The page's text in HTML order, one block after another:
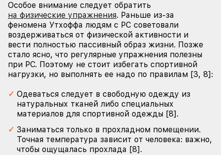
Особое внимание следует обратить
на физические упражнения. Раньше из-за
феномена Утхоффа людям с РС советовали
воздерживаться от физической активности и
вести полностью пассивный образ жизни. Позже
стало ясно, что регулярные упражнения полезны
при РС. Поэтому не стоит избегать спортивной
нагрузки, но выполнять ее надо по правилам [3, 8]:
Одеваться следует в свободную одежду из
натуральных тканей либо специальных
материалов для спортивной одежды [8].
Заниматься только в прохладном помещении.
Точная температура зависит от человека: важно,
чтобы ощущалась прохлада [8].